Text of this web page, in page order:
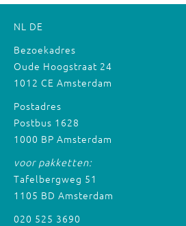
NL DE
Bezoekadres
Oude Hoogstraat 24
1012 CE Amsterdam
Postadres
Postbus 1628
1000 BP Amsterdam
voor pakketten:
Tafelbergweg 51
1105 BD Amsterdam
020 525 3690